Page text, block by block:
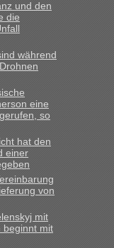
und den
die
während
eine
so
hat den
einer
von
mit
beginnt mit